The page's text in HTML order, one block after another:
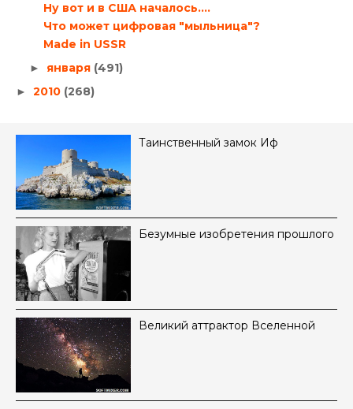
Ну вот и в США началось....
Что может цифровая "мыльница"?
Made in USSR
► января (491)
► 2010 (268)
Таинственный замок Иф
Безумные изобретения прошлого
Великий аттрактор Вселенной